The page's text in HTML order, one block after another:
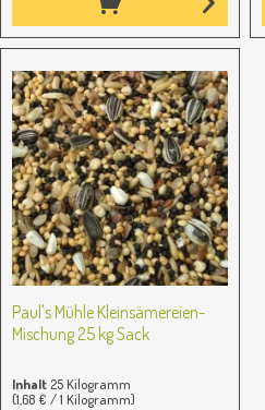
Paul's Mühle Kleinsämereien-
Mischung 25 kg Sack
Inhalt 25 Kilogramm
(1,68 € / 1 Kilogramm)